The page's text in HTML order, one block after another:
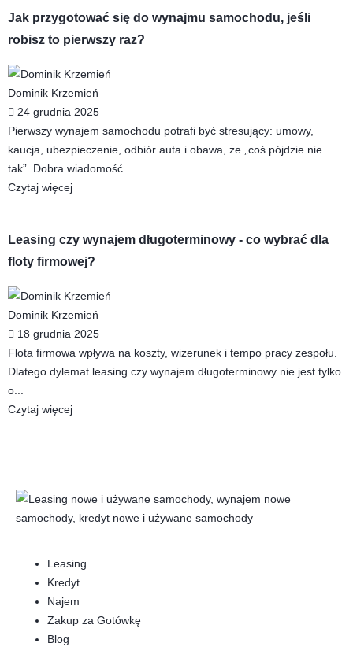
Jak przygotować się do wynajmu samochodu, jeśli
robisz to pierwszy raz?
Dominik Krzemień
24 grudnia 2025
Pierwszy wynajem samochodu potrafi być stresujący: umowy,
kaucja, ubezpieczenie, odbiór auta i obawa, że „coś pójdzie nie
tak”. Dobra wiadomość...
Czytaj więcej
Leasing czy wynajem długoterminowy - co wybrać dla
floty firmowej?
Dominik Krzemień
18 grudnia 2025
Flota firmowa wpływa na koszty, wizerunek i tempo pracy zespołu.
Dlatego dylemat leasing czy wynajem długoterminowy nie jest tylko
o...
Czytaj więcej
Leasing
Kredyt
Najem
Zakup za Gotówkę
Blog